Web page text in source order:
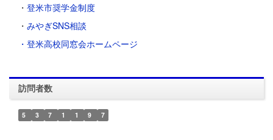
・ 登米市奨学金制度
・ みやぎSNS相談
・登米高校同窓会ホームページ
訪問者数
5 3 7 1 1 9 7